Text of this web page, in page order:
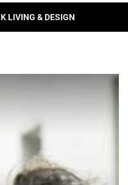
K LIVING & DESIGN